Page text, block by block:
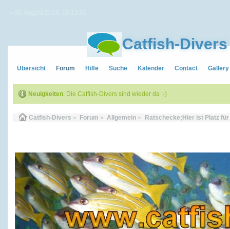
Catfish-Divers
Übersicht Forum Hilfe Suche Kalender Contact Gallery
Neuigkeiten: Die Catfish-Divers sind wieder da :-)
Catfish-Divers » Forum » Allgemein » Ratschecke;Hier ist Platz